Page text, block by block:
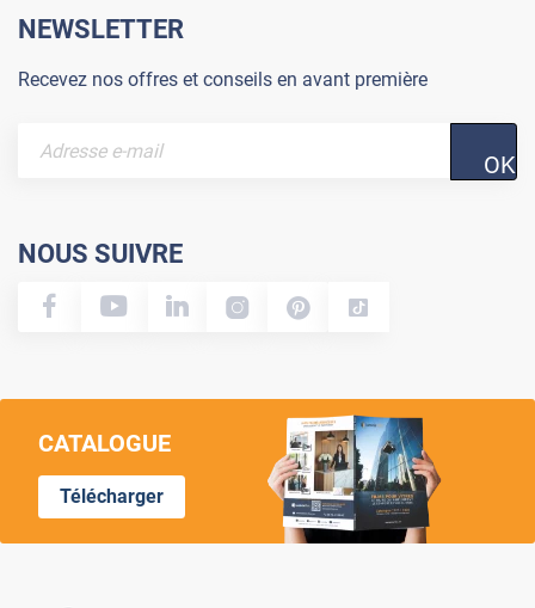
NEWSLETTER
Recevez nos offres et conseils en avant première
OK
NOUS SUIVRE
CATALOGUE
Télécharger